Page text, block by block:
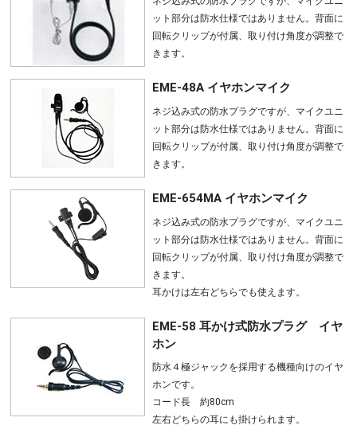
ット部分は防水仕様ではありません。背面に
回転クリップが付属、取り付け角度が調整で
きます。
EME-48A イヤホンマイク
ネジ込み式の防水プラグですが、マイクユニ
ット部分は防水仕様ではありません。背面に
回転クリップが付属、取り付け角度が調整で
きます。
EME-654MA イヤホンマイク
ネジ込み式の防水プラグですが、マイクユニ
ット部分は防水仕様ではありません。背面に
回転クリップが付属、取り付け角度が調整で
きます。
耳かけは左右どちらでも使えます。
EME-58 耳かけ式防水プラグ イヤ
ホン
防水４極ジャックを採用する機種向けのイヤ
ホンです。
コード長 約80cm
左右どちらの耳にも掛けられます。